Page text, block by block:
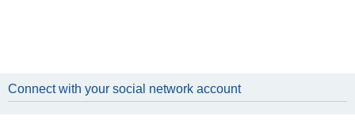
Connect with your social network account